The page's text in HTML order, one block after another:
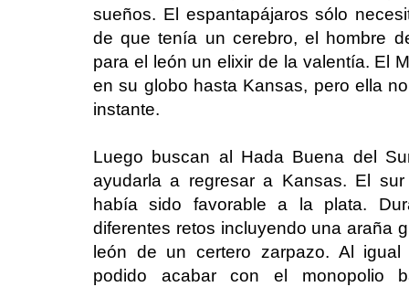
sueños. El espantapájaros sólo
de que tenía un cerebro, el hombre
para el león un elixir de la valentía. El
en su globo hasta Kansas, pero ella
instante.
Luego buscan al Hada Buena del
ayudarla a regresar a Kansas. El
había sido favorable a la plata.
diferentes retos incluyendo una araña
león de un certero zarpazo. Al
podido acabar con el monopolio